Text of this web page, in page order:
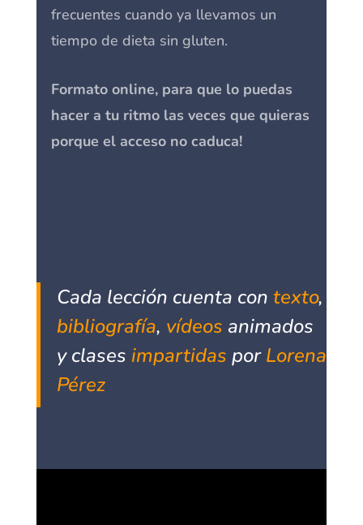
frecuentes cuando ya llevamos un
tiempo de dieta sin gluten.
Formato online, para que lo puedas
hacer a tu ritmo las veces que quieras
porque el acceso no caduca!
Cada lección cuenta con texto,
bibliografía, vídeos animados
y clases impartidas porLorena
Pérez